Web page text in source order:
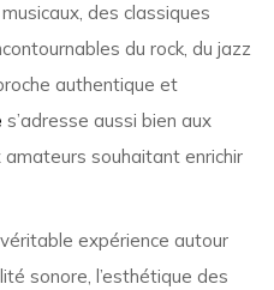
des classiques
du rock, du jazz
authentique et
s’adresse aussi bien aux
amateurs souhaitant enrichir
expérience autour
sonore, l’esthétique des